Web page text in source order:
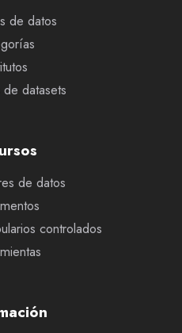
de datos
datasets
de datos
controlados